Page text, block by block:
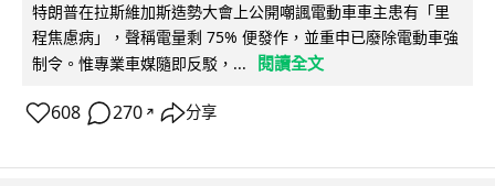
特朗普在拉斯維加斯造勢大會上公開嘲諷電動車車主患有「里
程焦慮病」，聲稱電量剩 75% 便發作，並重申已廢除電動車強
制令。惟專業車媒隨即反駁，...
閱讀全文
608 270 ↗ 分享